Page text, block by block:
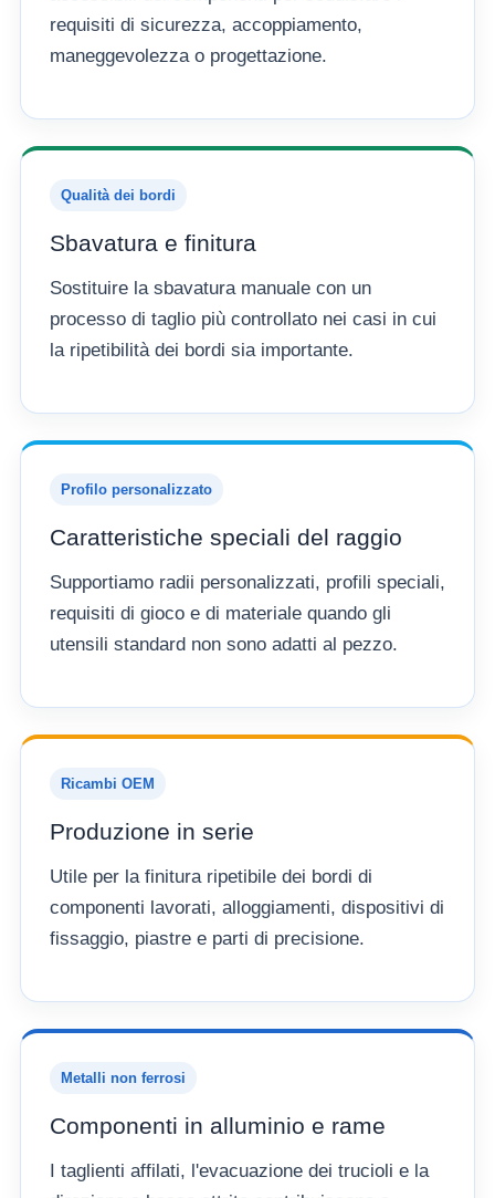
requisiti di sicurezza, accoppiamento,
maneggevolezza o progettazione.
Qualità dei bordi
Sbavatura e finitura
Sostituire la sbavatura manuale con un
processo di taglio più controllato nei casi in cui
la ripetibilità dei bordi sia importante.
Profilo personalizzato
Caratteristiche speciali del raggio
Supportiamo radii personalizzati, profili speciali,
requisiti di gioco e di materiale quando gli
utensili standard non sono adatti al pezzo.
Ricambi OEM
Produzione in serie
Utile per la finitura ripetibile dei bordi di
componenti lavorati, alloggiamenti, dispositivi di
fissaggio, piastre e parti di precisione.
Metalli non ferrosi
Componenti in alluminio e rame
I taglienti affilati, l'evacuazione dei trucioli e la